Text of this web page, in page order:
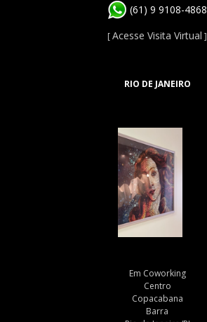
(61) 9 9108-4868
[Acesse Visita Virtual ]
RIO DE JANEIRO
Em Coworking
Centro
Copacabana
Barra